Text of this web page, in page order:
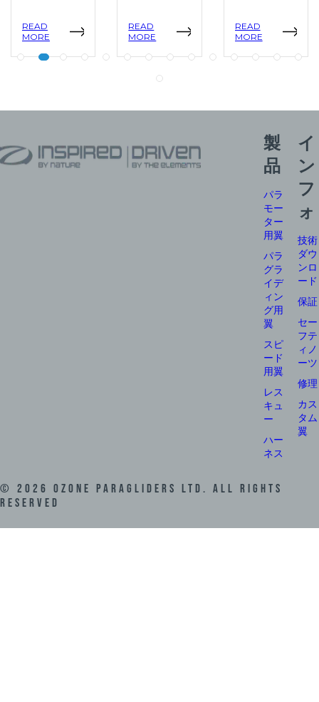
READ
MORE
READ
MORE
READ
MORE
製
品
パラ
モー
ター
用翼
パラ
グラ
イデ
ィン
グ用
翼
スピ
ード
用翼
レス
キュ
ー
ハー
ネス
イ
ン
フ
ォ
技術
ダウ
ンロ
ード
保証
セー
フテ
ィノ
ーツ
修理
カス
タム
翼
© 2026 Ozone Paragliders LTD. All Rights
Reserved